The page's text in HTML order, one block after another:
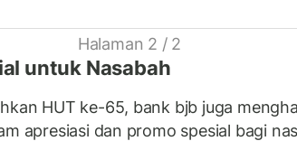
Halaman 2 / 2
untuk Nasabah
HUT ke-65, bank bjb juga
apresiasi dan promo spesial bagi